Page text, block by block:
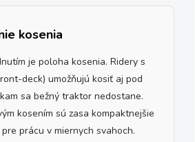
kosenia
je poloha kosenia. Ridery s
deck) umožňujú kosiť aj pod
sa bežný traktor nedostane.
kosením sú zasa kompaktnejšie
prácu v miernych svahoch.